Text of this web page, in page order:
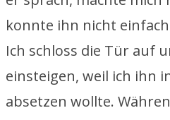
konnte ihn nicht
Ich schloss die Tür auf
einsteigen, weil ich ihn
absetzen wollte.